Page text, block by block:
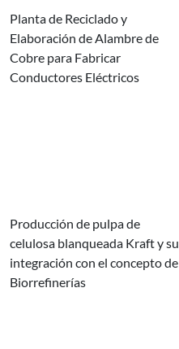
Planta de Reciclado y
Elaboración de Alambre de
Cobre para Fabricar
Conductores Eléctricos
Producción de pulpa de
celulosa blanqueada Kraft y su
integración con el concepto de
Biorrefinerías